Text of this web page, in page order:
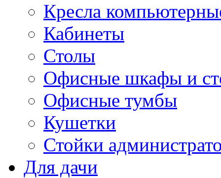
Кресла
Кабинеты
Столы
Офисные шкафы и
Офисные тумбы
Кушетки
Стойки
Для дачи